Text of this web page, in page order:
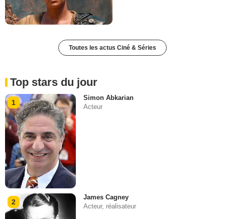
Toutes les actus Ciné & Séries
Top stars du jour
1
Simon Abkarian
Acteur
2
James Cagney
Acteur, réalisateur